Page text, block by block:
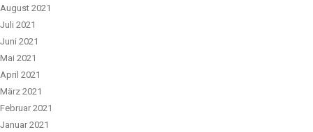
August 2021
Juli 2021
Juni 2021
Mai 2021
April 2021
März 2021
Februar 2021
Januar 2021